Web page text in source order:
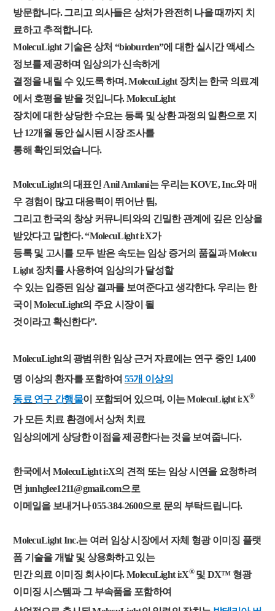
방문합니다. 그리고 의사들은 상처가 완전히 나을 때까지 치
료하고 추적합니다.
MolecuLight 기술은 상처 “bioburden”에 대한 실시간 액세스
정보를 제공하며 임상의가 신속하게
결정을 내릴 수 있도록 하며. MolecuLight 장치는 한국 의료계
에서 호평을 받을 것입니다. MolecuLight
장치에 대한 상당한 수요는 등록 및 상환 과정의 일환으로 지
난 12개월 동안 실시된 시장 조사를
통해 확인되었습니다.
MolecuLight의 대표인 Anil Amlani는 우리는 KOVE, Inc.와 매
우 경험이 많고 대응력이 뛰어난 팀,
그리고 한국의 창상 커뮤니티와의 긴밀한 관계에 깊은 인상을
받았다고 말한다. “MolecuLight i:X가
등록 및 고시를 모두 받은 속도는 임상 증거의 품질과 Molecu
Light 장치를 사용하여 임상의가 달성할
수 있는 입증된 임상 결과를 보여준다고 생각한다. 우리는 한
국이 MolecuLight의 주요 시장이 될
것이라고 확신한다”.
MolecuLight의 광범위한 임상 근거 자료에는 연구 중인 1,400
명 이상의 환자를 포함하여 55개 이상의
동료 연구 간행물이 포함되어 있으며, 이는 MolecuLight i:X®
가 모든 치료 환경에서 상처 치료
임상의에게 상당한 이점을 제공한다는 것을 보여줍니다.
한국에서 MolecuLight i:X의 견적 또는 임상 시연을 요청하려
면 junhglee1211@gmail.com으로
이메일을 보내거나 055-384-2600으로 문의 부탁드립니다.
MolecuLight Inc.는 여러 임상 시장에서 자체 형광 이미징 플랫
폼 기술을 개발 및 상용화하고 있는
민간 의료 이미징 회사이다. MolecuLight i:X®및 DX™ 형광
이미징 시스템과 그 부속품을 포함하여